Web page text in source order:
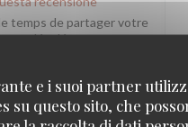
e i suoi partner
su questo sito, che
temps de partager votre
désolés que votre
vos attentes. Vos
les prenons à cœur.
pour tout échange
La Lorraine